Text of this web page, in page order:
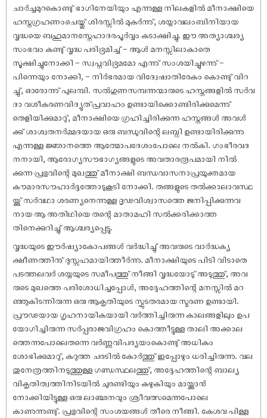
ചാർച്ചമുറകൊണ്ടു് ഭാഗിനേയിയും എന്നുള്ള നിലകളിൽ മീനാക്ഷിയെ
ഹസ്തഗ്രഹണംചെയ്തു് ശിരസ്സിൽ മുകർന്നു്, ശയ്യാവലംബിനിയായ
വൃദ്ധയെ ബഹുമാനസ്നേഹാദരപൂർവ്വം കടാക്ഷിച്ചു. ഈ അത്യാശ്ചര്യ
സംഭവം കണ്ടു് വൃദ്ധ പരിഭ്രമിച്ച് – ആൾ മനസ്സിലാകാതെ
സൂക്ഷിച്ചുനോക്കി – സ്വപ്നവിഭ്രമമോ എന്നു് സംശയിച്ചുഴന്നു് –
പിന്നെയും നോക്കി, – നിർഭരമായ വിദ്വേഷാതിരേകം കൊണ്ടു് വിറ
ച്ചു്, ഓരോന്നു് പുലമ്പി. സൽഗുണസമ്പന്നന്മാരുടെ ഹസ്തങ്ങളിൽ സർവ
ദാ വശീകരണവിദ്യുത്പ്രവാഹം ഉണ്ടായിക്കൊണ്ടിരിക്കുമെന്നു്
തെളിയിക്കുമാറു്, മീനാക്ഷിയെ ഗ്രഹിച്ചിരിക്കുന്ന ഹസ്തങ്ങൾ അവൾ
ക്കു് ശാശ്വതനർമ്മദയായ ഒരു ബന്ധുവിന്റെ ലബ്ധി ഉണ്ടായിരിക്കുന്നു
എന്നുള്ള ജ്ഞാനത്തെ ആത്മോപദേശംപോലെ നൽകി. ഗംഭീരവദ
നനായി, ആരോഗ്യസൗഭാഗ്യങ്ങളുടെ അവതാരരൂപമായി നിൽ
ക്കുന്ന പ്രഭുവിന്റെ മുഖത്തു് മീനാക്ഷി ബന്ധവാസനാപ്രയുക്തമായ
കൗമാരസൗഹാർദ്ദത്തോടുകൂടി നോക്കി. തങ്ങളുടെ തൽക്കാലാവസ്ഥ
യ്ക്കു് സർവഥാ ശരണ്യനെന്നുള്ള ദൃഢവിശ്വാസത്തെ ജനിപ്പിക്കുന്നവ
നായ ആ അതിഥിയെ തന്റെ മാതാമഹി സൽക്കരിക്കാത്ത
തിനെക്കുറിച്ചു് ആശ്ചര്യപ്പെട്ടു.
വൃദ്ധയുടെ ഈർഷ്യാകോപങ്ങൾ വർദ്ധിച്ചു് അവരുടെ വാർദ്ധക്യ
ക്ഷീണത്തിനു് ദുസ്സഹമായിത്തീർന്നു. മീനാക്ഷിയുടെ പിടി വിടാതെ
പടത്തലവർ ശയ്യയുടെ സമീപത്തു് നീങ്ങി വൃദ്ധയോടു് അടുത്തു്, അവ
രുടെ മുഖത്തെ പരിശോധിച്ചപ്പോൾ, അദ്ദേഹത്തിന്റെ മനസ്സിൽ മറ
ഞ്ഞുകിടന്നിരുന്ന ഒരു ആകൃതിയുടെ സ്ഫുടതരമായ സ്മരണ ഉണ്ടായി.
പ്രൗഢയായ ഗൃഹനായികയായി വർത്തിച്ചിരുന്ന കാലങ്ങളിലും ഉപ
യോഗിച്ചിരുന്ന സർപ്പരാജവിഗ്രഹം കൊത്തീട്ടുള്ള താലി അക്കാല
ത്തെന്നപോലെതന്നെ വർണ്ണവിപര്യയംകൊണ്ടു് അധികം
ശോഭിക്കുമാറു്, കറുത്ത ചരടിൽ കോർത്തു് ഇപ്പോഴും ധരിച്ചിരുന്നു. വല
തുനേത്രത്തിനടുത്തുള്ള ഗണ്ഡസ്ഥലത്തു്, അദ്ദേഹത്തിന്റെ ബാല്യ
വികൃതിത്വത്തിനിടയിൽ ചുരണ്ടിയും കഴുകിയും മായ്ക്കാൻ
നോക്കിയിട്ടുള്ള ഒരു ലാഞ്ഛനവും ശ്രീവത്സമെന്നപോലെ
കാണുന്നുണ്ടു്. പ്രഭുവിന്റെ സംശയങ്ങൾ തീരെ നീങ്ങി. കേശവ പിള്ള